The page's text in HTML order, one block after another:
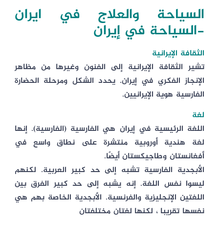
السياحة والعلاج في ايران
-السياحة في إيران
الثقافة الإيرانية
تشير الثقافة الإيرانية إلى الفنون وغيرها من مظاهر
الإنجاز الفكري في إيران. يحدد الشكل ومرحلة الحضارة
الفارسية هوية الإيرانيين.
لغة
اللغة الرئيسية في إيران هي الفارسية (الفارسية). إنها
لغة هندية أوروبية منتشرة على نطاق واسع في
أفغانستان وطاجيكستان أيضًا.
الأبجدية الفارسية تشبه إلى حد كبير العربية. لكنهم
ليسوا نفس اللغة. إنه يشبه إلى حد كبير الفرق بين
اللغتين الإنجليزية والفرنسية. الأبجدية الخاصة بهم هي
نفسها تقريبا ، لكنها لغتان مختلفتان